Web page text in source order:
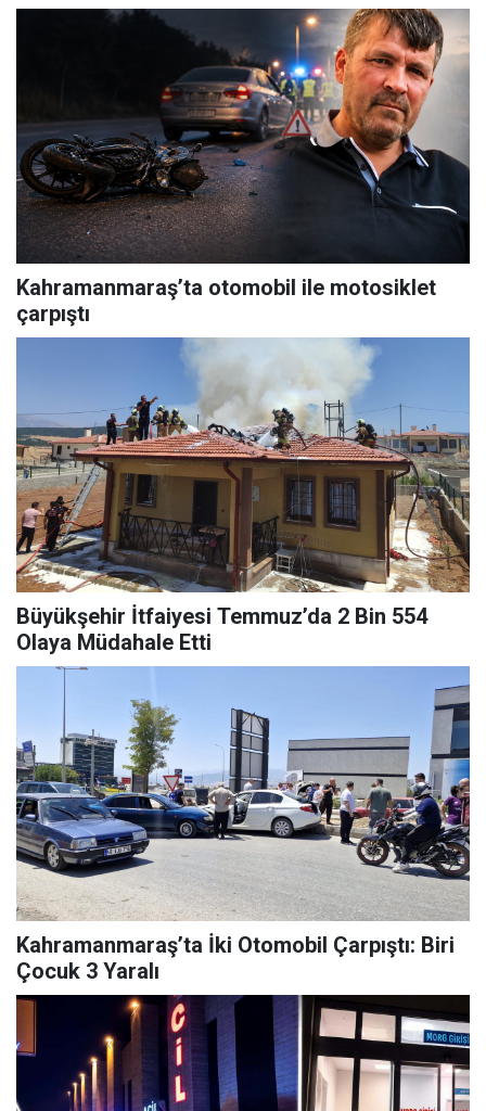
Kahramanmaraş’ta otomobil ile motosiklet
çarpıştı
Büyükşehir İtfaiyesi Temmuz’da 2 Bin 554
Olaya Müdahale Etti
Kahramanmaraş’ta İki Otomobil Çarpıştı: Biri
Çocuk 3 Yaralı